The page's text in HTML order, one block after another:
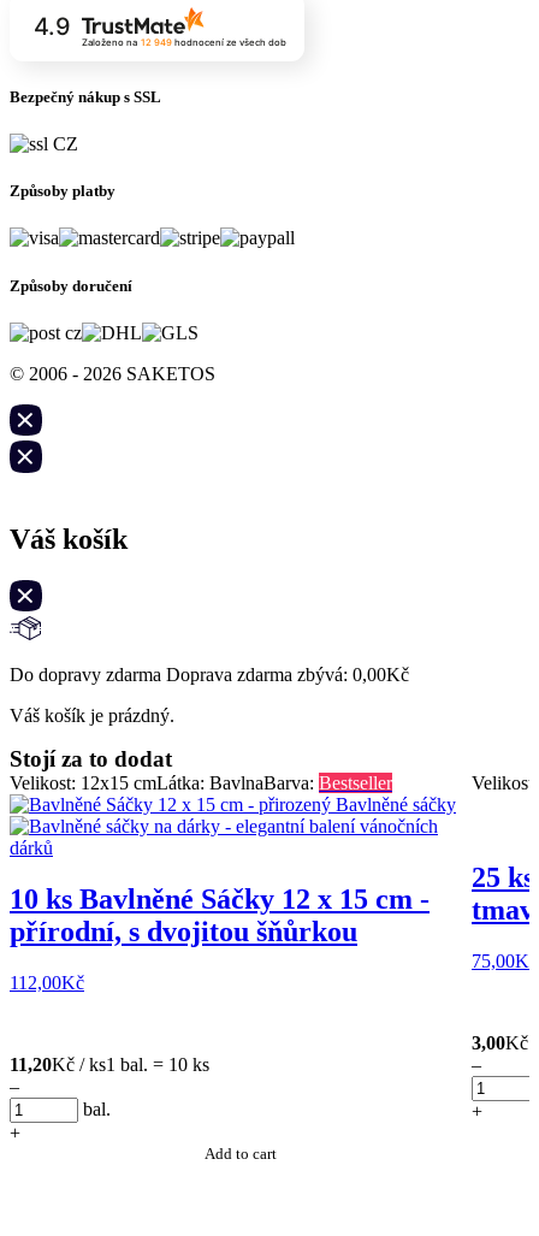
4.9
Založeno na 12 949hodnocení ze všech dob
Bezpečný nákup s SSL
Způsoby platby
Způsoby doručení
© 2006 - 2026 SAKETOS
Váš košík
Do dopravy zdarma Doprava zdarma zbývá: 0,00Kč
Váš košík je prázdný.
Stojí za to dodat
Velikost: 12x15 cmLátka: BavlnaBarva: Bestseller
10 ks Bavlněné Sáčky 12 x 15 cm -
přírodní, s dvojitou šňůrkou
112,00Kč
11,20Kč / ks1 bal. = 10 ks
–
bal.
+
Add to cart
25
75,00Kč
3,00Kč
–
+